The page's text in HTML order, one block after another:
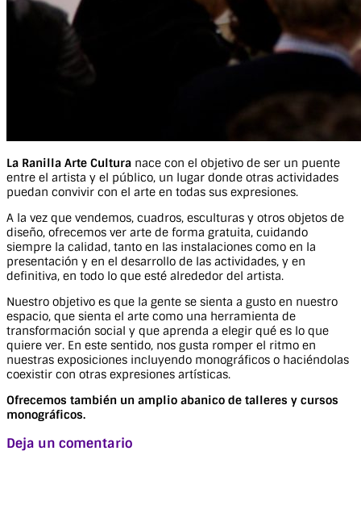
La Ranilla Arte Cultura nace con el objetivo de ser un puente
entre el artista y el público, un lugar donde otras actividades
puedan convivir con el arte en todas sus expresiones.
A la vez que vendemos, cuadros, esculturas y otros objetos de
diseño, ofrecemos ver arte de forma gratuita, cuidando
siempre la calidad, tanto en las instalaciones como en la
presentación y en el desarrollo de las actividades, y en
definitiva, en todo lo que esté alrededor del artista.
Nuestro objetivo es que la gente se sienta a gusto en nuestro
espacio, que sienta el arte como una herramienta de
transformación social y que aprenda a elegir qué es lo que
quiere ver. En este sentido, nos gusta romper el ritmo en
nuestras exposiciones incluyendo monográficos o haciéndolas
coexistir con otras expresiones artísticas.
Ofrecemos también un amplio abanico de talleres y cursos
monográficos.
Deja un comentario